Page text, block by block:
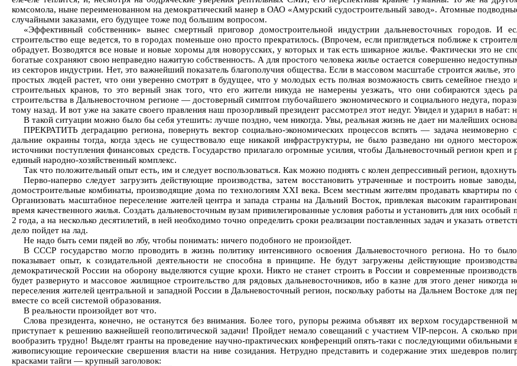
комсомола, ныне переименованном на демократический манер в ОАО «Амурский судостроительный завод». Атомные подводные
случайными заказами, его будущее тоже под большим вопросом.
«Эффективный собственник» вынес смертный приговор домостроительной индустрии дальневосточных городов. И
строительство еще ведется, то в городах поменьше оно просто прекратилось. (Впрочем, если приглядеться поближе к
обрадует. Возводятся все новые и новые хоромы для новорусских, у которых и так есть шикарное жилье. Фактически это не
богатые сохраняют свою неправедно нажитую собственность. А для простого человека жилье остается совершенно
из секторов индустрии. Нет, это важнейший показатель благополучия общества. Если в массовом масштабе строится жилье,
простых людей растет, что они уверенно смотрят в будущее, что у молодых есть полная возможность свить семейное
строительных кранов, то это верный знак того, что его жители никуда не намерены уезжать, что они собираются здесь
строительства в Дальневосточном регионе — достоверный симптом глубочайшего экономического и социального недуга,
тому назад. И вот уже на закате своего правления наш прозорливый президент рассмотрел этот недуг. Увидел и ударил в набат:
В такой ситуации можно было бы себя утешить: лучше поздно, чем никогда. Увы, реальная жизнь не дает ни малейших
ПРЕКРАТИТЬ деградацию региона, повернуть вектор социально-экономических процессов вспять — задача
дальние окраины тогда, когда здесь не существовало еще никакой инфраструктуры, не было разведано ни одного
источники поступления финансовых средств. Государство прилагало огромные усилия, чтобы Дальневосточный регион креп
единый народно-хозяйственный комплекс.
Так что положительный опыт есть, им и следует воспользоваться. Как можно поднять с колен депрессивный регион,
Перво-наперво следует загрузить действующие производства, затем восстановить утраченные и построить новые
домостроительные комбинаты, производящие дома по технологиям XXI века. Всем местным жителям продавать квартиры по
Организовать масштабное переселение жителей центра и запада страны на Дальний Восток, привлекая высоким
время качественного жилья. Создать дальневосточным вузам привилегированные условия работы и установить для них
2 года, а на несколько десятилетий, в ней необходимо точно определить сроки реализации поставленных задач и указать
дело пойдет на лад.
Не надо быть семи пядей во лбу, чтобы понимать: ничего подобного не произойдет.
В СССР государство могло проводить в жизнь политику интенсивного освоения Дальневосточного региона. Но то
показывает опыт, к созидательной деятельности не способна в принципе. Не будут загружены действующие
демократической России на оборону выделяются сущие крохи. Никто не станет строить в России и современные
будет развернуто и массовое жилищное строительство для рядовых дальневосточников, ибо в казне для этого денег
переселения жителей центральной и западной России в Дальневосточный регион, поскольку работы на Дальнем Востоке для
вместе со всей системой образования.
В реальности произойдет вот что.
Слова президента, конечно, не останутся без внимания. Более того, рупоры режима объявят их верхом государственной
приступает к решению важнейшей геополитической задачи! Пройдет немало совещаний с участием VIP-персон. А сколько
вообразить трудно! Выделят гранты на проведение научно-практических конференций опять-таки с последующими
живописующие героические свершения власти на ниве созидания. Нетрудно представить и содержание этих шедевров
красками тайги — крупный заголовок: